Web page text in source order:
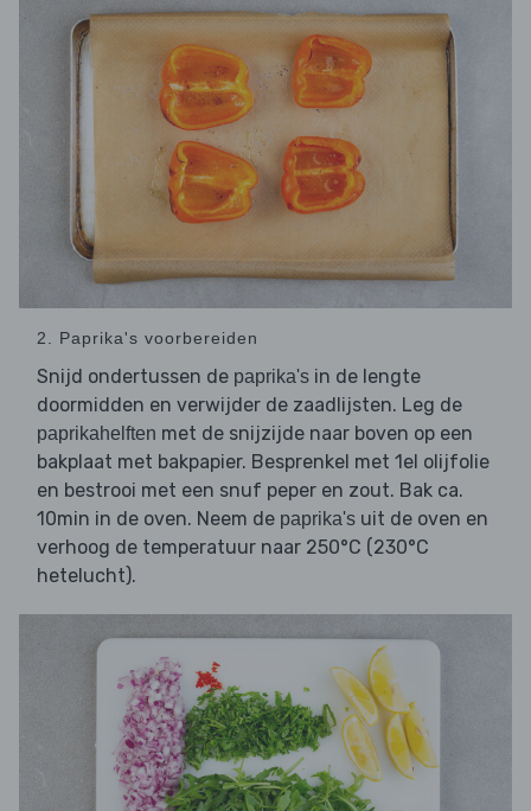
2. Paprika's voorbereiden
Snijd ondertussen de paprika's in de lengte
doormidden en verwijder de zaadlijsten. Leg de
paprikahelften met de snijzijde naar boven op een
bakplaat met bakpapier. Besprenkel met 1el olijfolie
en bestrooi met een snuf peper en zout. Bak ca.
10min in de oven. Neem de paprika's uit de oven en
verhoog de temperatuur naar 250°C (230°C
hetelucht).